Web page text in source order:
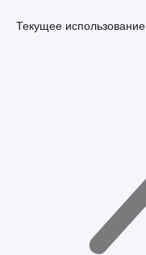
Текущее использование